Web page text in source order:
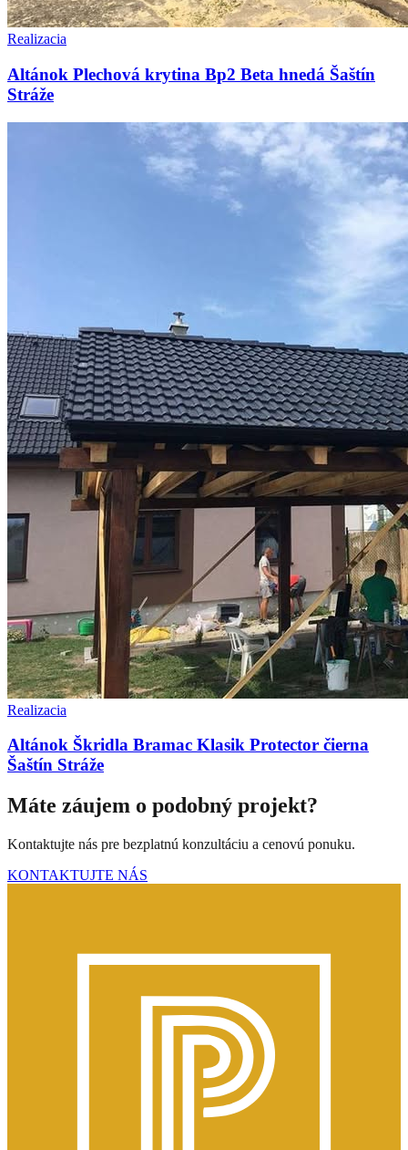
Realizacia
Altánok Plechová krytina Bp2 Beta hnedá Šaštín
Stráže
Realizacia
Altánok Škridla Bramac Klasik Protector čierna
Šaštín Stráže
Máte záujem o podobný projekt?
Kontaktujte nás pre bezplatnú konzultáciu a cenovú ponuku.
KONTAKTUJTE NÁS